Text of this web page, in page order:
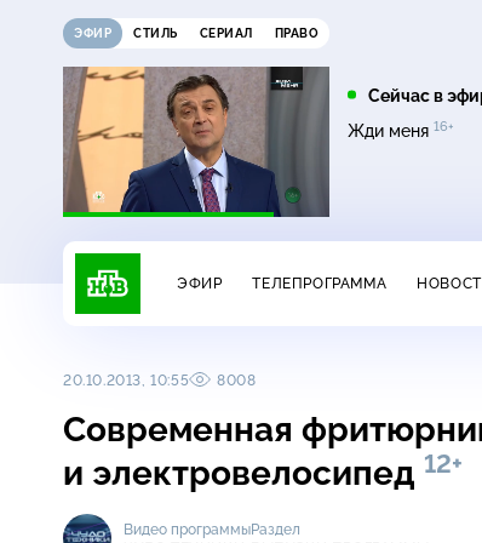
ЭФИР СТИЛЬ СЕРИАЛ ПРАВО
Сейчас в
Жди меня 16+
07:35
Лесник. Своя земля
10:00
Сегодня
ЭФИР ТЕЛЕПРОГРАММА
20.10.2013, 10:55 8008
Современная
и электровелосипед 12+
Видео программыРаздел